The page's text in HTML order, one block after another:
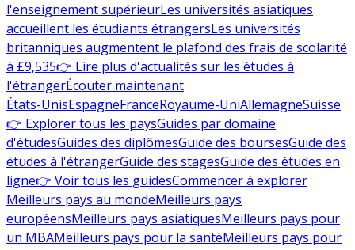
l'enseignement supérieurLes universités asiatiques
accueillent les étudiants étrangersLes universités
britanniques augmentent le plafond des frais de scolarité
à £9,535👉 Lire plus d'actualités sur les études à
l'étrangerÉcouter maintenant
États-UnisEspagneFranceRoyaume-UniAllemagneSuisse
👉 Explorer tous les paysGuides par domaine
d'étudesGuides des diplômesGuide des boursesGuide des
études à l'étrangerGuide des stagesGuide des études en
ligne👉 Voir tous les guidesCommencer à explorer
Meilleurs pays au mondeMeilleurs pays
européensMeilleurs pays asiatiquesMeilleurs pays pour
un MBAMeilleurs pays pour la santéMeilleurs pays pour